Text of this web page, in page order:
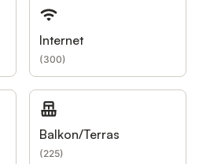
Internet
(300)
Balkon/Terras
(225)